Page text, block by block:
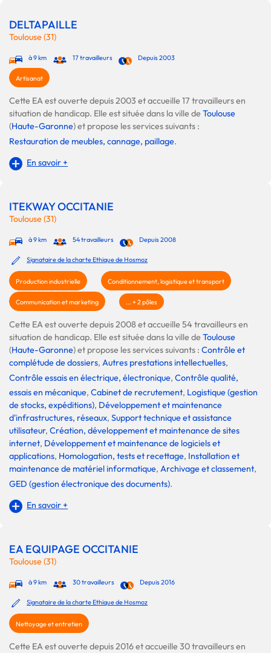
DELTAPAILLE
Toulouse (31)
à 9 km 17 travailleurs Depuis 2003
Artisanat
Cette EA est ouverte depuis 2003 et accueille 17 travailleurs en
situation de handicap. Elle est située dans la ville deToulouse
(Haute-Garonne) et propose les services suivants :
Restauration de meubles, cannage, paillage.
En savoir +
ITEKWAY OCCITANIE
Toulouse (31)
à 9 km 54 travailleurs Depuis 2008
Signataire de la charte Ethique de Hosmoz
Production industrielle Conditionnement, logistique et transport
Communication et marketing ... + 2 pôles
Cette EA est ouverte depuis 2008 et accueille 54 travailleurs en
situation de handicap. Elle est située dans la ville deToulouse
(Haute-Garonne) et propose les services suivants : Contrôle et
complétude de dossiers, Autres prestations intellectuelles,
Contrôle essais en électrique, électronique, Contrôle qualité,
essais en mécanique, Cabinet de recrutement, Logistique (gestion
de stocks, expéditions), Développement et maintenance
d'infrastructures, réseaux, Support technique et assistance
utilisateur, Création, développement et maintenance de sites
internet, Développement et maintenance de logiciels et
applications, Homologation, tests et recettage, Installation et
maintenance de matériel informatique, Archivage et classement,
GED (gestion électronique des documents).
En savoir +
EA EQUIPAGE OCCITANIE
Toulouse (31)
à 9 km 30 travailleurs Depuis 2016
Signataire de la charte Ethique de Hosmoz
Nettoyage et entretien
Cette EA est ouverte depuis 2016 et accueille 30 travailleurs en